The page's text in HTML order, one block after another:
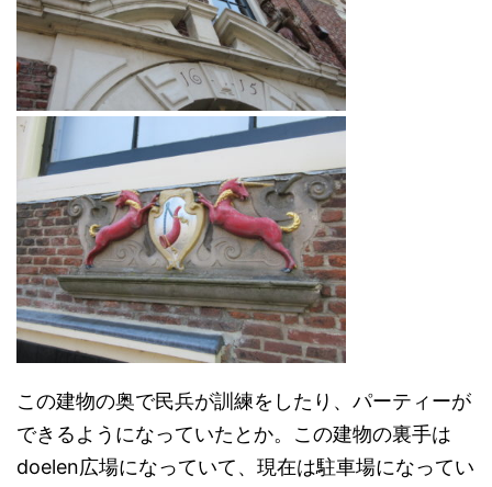
この建物の奥で民兵が訓練をしたり、パーティーが
できるようになっていたとか。この建物の裏手は
doelen広場になっていて、現在は駐車場になってい